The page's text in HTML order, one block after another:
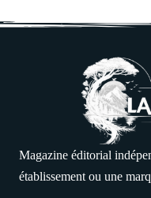
Magazine éditorial
établissement ou une